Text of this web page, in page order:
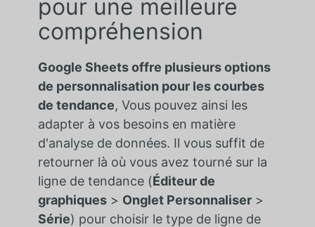
pour une meilleure
compréhension
Google Sheets offre plusieurs options
de personnalisation pour les courbes
de tendance, Vous pouvez ainsi les
adapter à vos besoins en matière
d'analyse de données. Il vous suffit de
retourner là où vous avez tourné sur la
ligne de tendance (Éditeur de
graphiques> Onglet Personnaliser>
Série) pour choisir le type de ligne de